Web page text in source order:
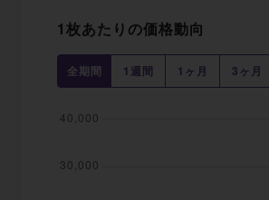
1枚あたりの価格動向
全期間 1週間 1ヶ月 3ヶ月